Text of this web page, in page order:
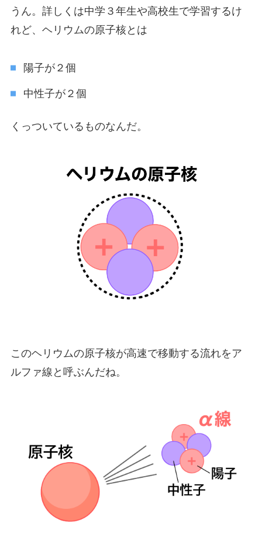
うん。詳しくは中学３年生や高校生で学習するけ
れど、ヘリウムの原子核とは
陽子が２個
中性子が２個
くっついているものなんだ。
このヘリウムの原子核が高速で移動する流れをア
ルファ線と呼ぶんだね。